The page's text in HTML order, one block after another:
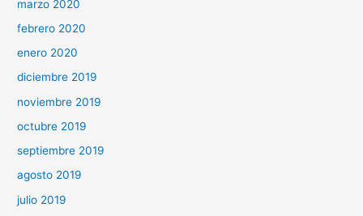
marzo 2020
febrero 2020
enero 2020
diciembre 2019
noviembre 2019
octubre 2019
septiembre 2019
agosto 2019
julio 2019